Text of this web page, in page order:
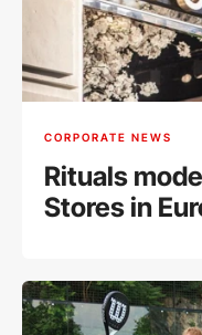
CORPORATE NEWS
Rituals
Stores in